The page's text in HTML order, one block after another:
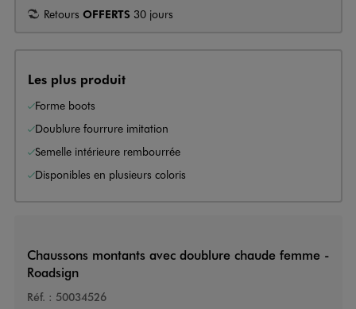
Retours OFFERTS 30 jours
Les plus produit
Forme boots
Doublure fourrure imitation
Semelle intérieure rembourrée
Disponibles en plusieurs coloris
Chaussons montants avec doublure chaude femme -
Roadsign
Réf. : 50034526